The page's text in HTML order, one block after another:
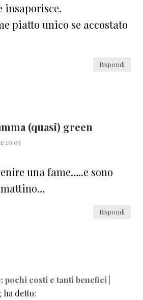
insaporisce.
piatto unico se accostato
Rispondi
(quasi) green
10:03
una fame…..e sono
mattino…
Rispondi
pochi costi e tanti benefici |
ha detto: